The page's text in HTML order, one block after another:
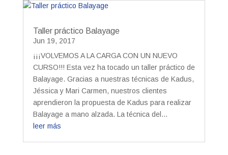
Taller práctico Balayage
Jun 19, 2017
¡¡¡VOLVEMOS A LA CARGA CON UN NUEVO
CURSO!!! Esta vez ha tocado un taller práctico de
Balayage. Gracias a nuestras técnicas de Kadus,
Jéssica y Mari Carmen, nuestros clientes
aprendieron la propuesta de Kadus para realizar
Balayage a mano alzada. La técnica del...
leer más